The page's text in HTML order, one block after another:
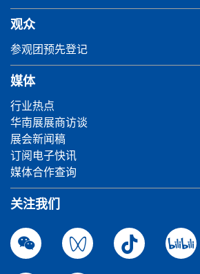
观众
参观团预先登记
媒体
行业热点
华南展展商访谈
展会新闻稿
订阅电子快讯
媒体合作查询
关注我们